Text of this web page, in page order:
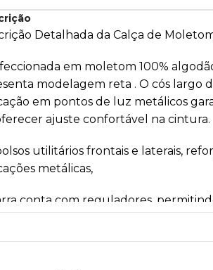
Detalhada da Calça de
em moletom 100%
modelagem reta . O cós largo
em pontos de luz metálicos
ajuste confortável na cintura.
utilitários frontais e laterais,
metálicas,
conta com reguladores,